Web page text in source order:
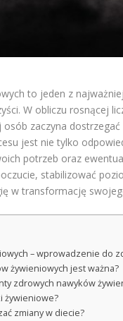
to jeden z
W obliczu rosnącej
zaczyna
jest nie tylko
potrzeb oraz
stabilizować
w transformację
– wprowadzenie do
żywieniowych jest ważna?
zdrowych nawyków
żywieniowe?
zmiany w diecie?